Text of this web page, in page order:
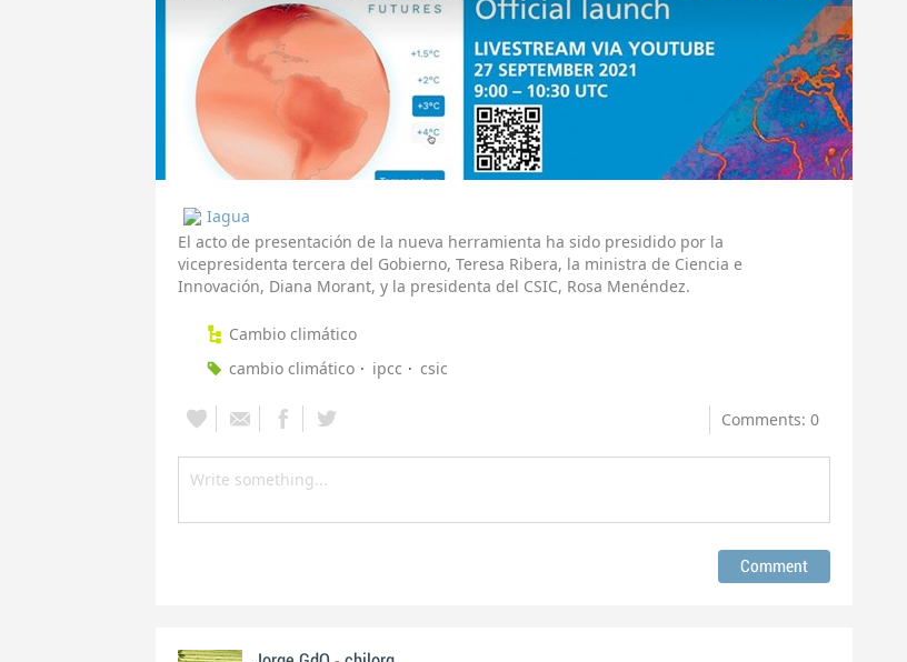
Iagua
El acto de presentación de la nueva herramienta ha sido presidido por la
vicepresidenta tercera del Gobierno, Teresa Ribera, la ministra de Ciencia e
Innovación, Diana Morant, y la presidenta del CSIC, Rosa Menéndez.
Cambio climático
cambio climático
ipcc csic
Comments: 0